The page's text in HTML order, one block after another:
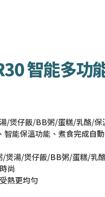
智能多功
/煲仔飯/BB粥/蛋糕/乳酪/
能保溫功能、煮食完成自
/煲湯/煲仔飯/BB粥/蛋糕/乳
尚
熱更均勻